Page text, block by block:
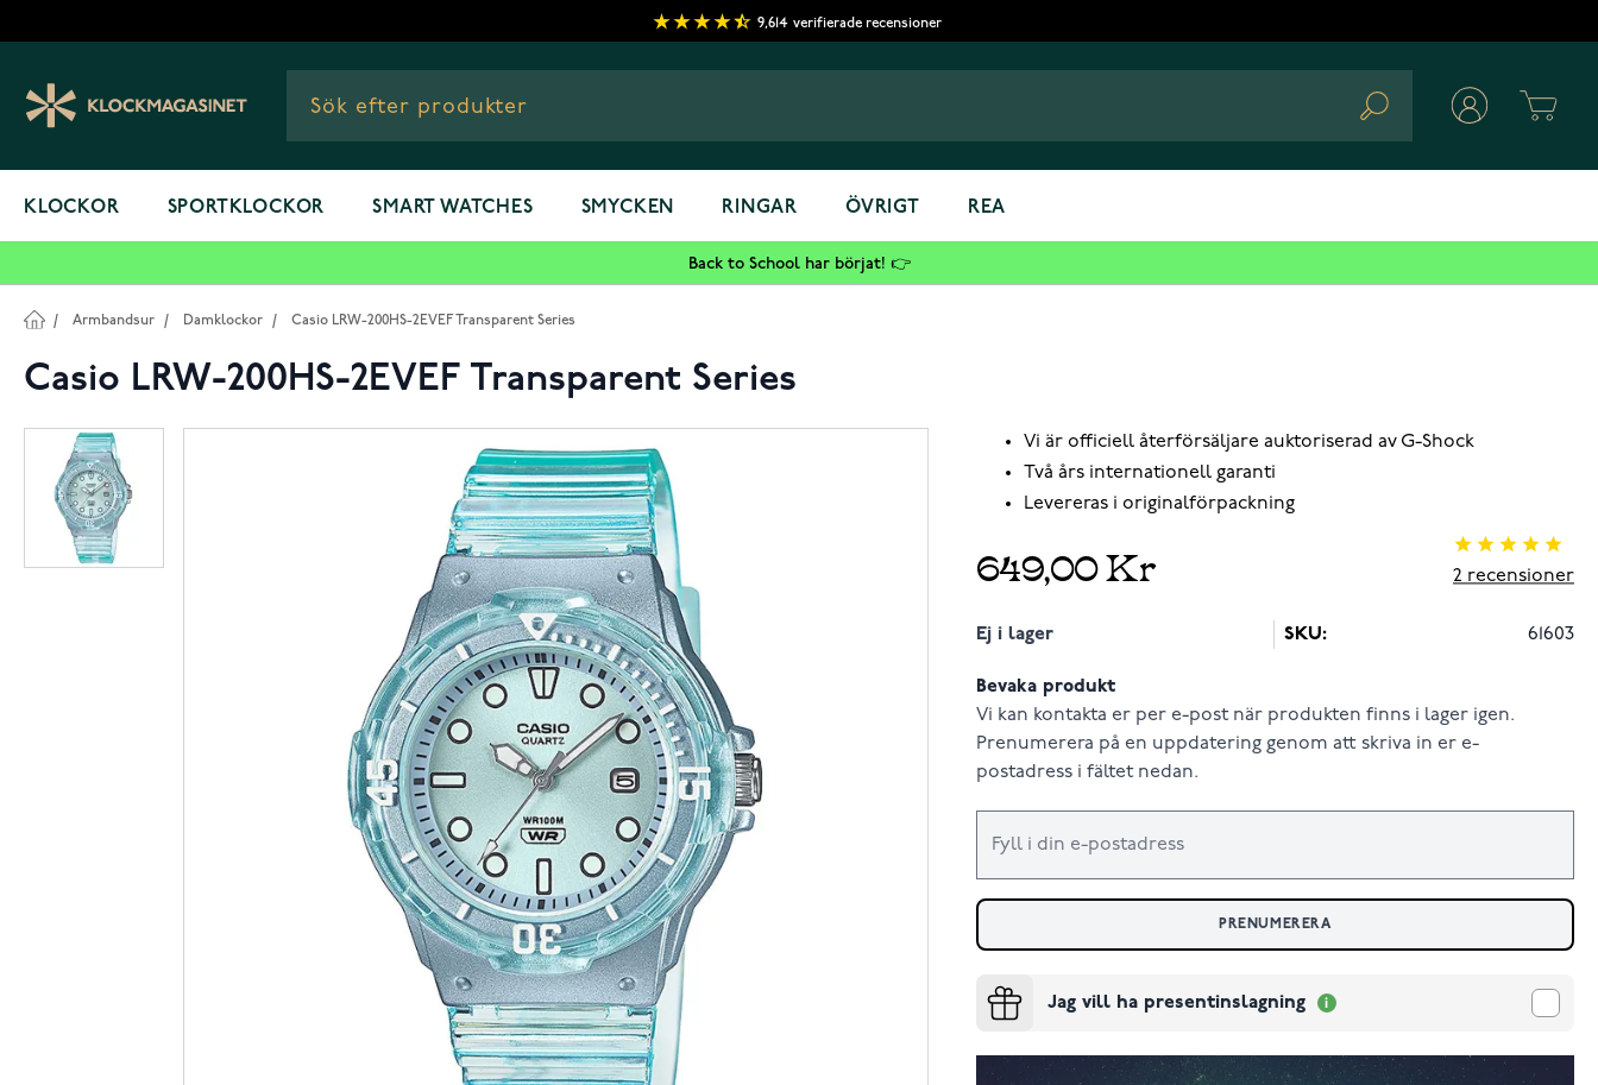
9,614 verifierade recensioner
Search
KLOCKOR SPORTKLOCKOR SMART WATCHES SMYCKEN RINGAR ÖVRIGT REA
Back to School har börjat! 👉
/ Armbandsur / Damklockor / Casio LRW-200HS-2EVEF Transparent Series
Casio LRW-200HS-2EVEF Transparent Series
Vi är officiell återförsäljare auktoriserad av G-Shock
Två års internationell garanti
Levereras i originalförpackning
649,00 Kr 2 recensioner
Ej i lager SKU: 61603
Bevaka produkt
Vi kan kontakta er per e-post när produkten finns i lager igen.
Prenumerera på en uppdatering genom att skriva in er e-
postadress i fältet nedan.
PRENUMERERA
Jag vill ha presentinslagning